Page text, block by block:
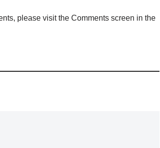
please visit the Comments screen in the